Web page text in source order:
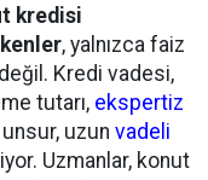
kredisi
, yalnızca faiz
Kredi vadesi,
tutarı, ekspertiz
uzun vadeli
Uzmanlar, konut